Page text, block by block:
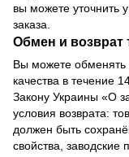
вы можете
заказа.
Обмен и возврат
Вы можете обменять
качества в течение
Закону Украины «О
условия возврата:
должен быть
свойства, заводские